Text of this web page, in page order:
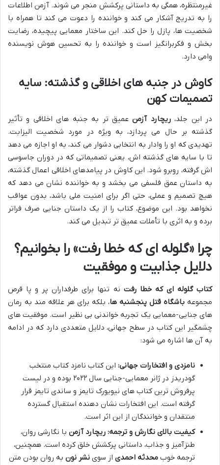
غیرمنتظره، همگی به داستانی پرکشش منجر می شوند. آزمن اطلاعات
را به تدریج آشکار می کند و خواننده را دعوت می کند تا همراه با
شخصیت ها، پازل را حل کند. این ساختار معمایی پیچیده، رضایت
بخش و فکربرانگیز است و خواننده را به تحسین هوش نویسنده
وامی دارد.
کاوش در جنبه های اخلاقی و گذشته: سایه
تصمیمات کهن
در این جلد،ریچارد آزمنعمیق تر به جنبه های اخلاقی و تأثیر
گذشته بر حال می پردازد، به ویژه در مورد شخصیت الیزابت.
تهدیدی که او را وادار به انتخابی دشوار می کند، به او اجازه می دهد
تا با سایه های گذشته اش، یعنی تصمیماتی که در دوران جاسوسی
اش گرفته، روبرو شود. این کاوش در پیامدهای اخلاقی اعمال گذشته،
به داستان عمق فلسفی می بخشد و به خواننده نشان می دهد که
هیچ تصمیم و عملی، حتی اگر برای امنیت ملی باشد، بدون عواقب
نخواهد بود. این موضوع، کتاب را از یک داستان جنایی صرف فراتر
برده و به اثری با تأملات عمیق تر تبدیل می کند.
چرا «گلوله ای که خطا رفت» را بخوانیم؟
دلایل جذابیت و موفقیت
کتاب گلوله ای که خطا رفت نه تنها برای طرفداران پر و پا قرص
مجموعه باشگاه قتل پنجشنبه ها، بلکه برای هر علاقه مند به رمان
های جنایی-معمایی یک تجربه خواندنی بی نظیر است. موفقیت های
چشمگیر این کتاب در سطح جهانی، دلایل متعددی دارد که در ادامه
به آن ها اشاره می شود:
نامزدی و افتخارات جهانی: این کتاب نامزد کتاب منتخب
گودریدز در ژانر معمایی-جنایی سال ۲۰۲۲ بوده و در لیست
پرفروش ترین کتاب های نیویورک تایمز و ساندی تایمز قرار
گرفته است. این افتخارات نشان دهنده استقبال گسترده
منتقدان و خوانندگان از این اثر است.
کیفیت بالای نگارش و ترجمه: ریچارد آزمن با نگارشی روان،
طنزآمیز و جذاب، داستانی پرکشش خلق کرده است. همچنین،
ترجمه خوب محدثه احمدی از سوی نشر نون به روان بودن متن